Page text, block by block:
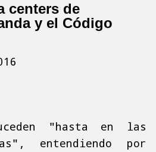
centers de
y el Código
"hasta en las
entendiendo por